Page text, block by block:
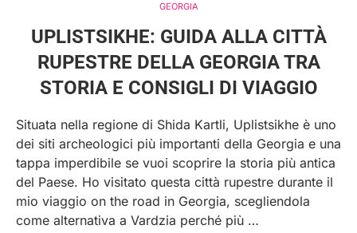
GEORGIA
UPLISTSIKHE: GUIDA ALLA CITTÀ
RUPESTRE DELLA GEORGIA TRA
STORIA E CONSIGLI DI VIAGGIO
Situata nella regione di Shida Kartli, Uplistsikhe è uno
dei siti archeologici più importanti della Georgia e una
tappa imperdibile se vuoi scoprire la storia più antica
del Paese. Ho visitato questa città rupestre durante il
mio viaggio on the road in Georgia, scegliendola
come alternativa a Vardzia perché più …